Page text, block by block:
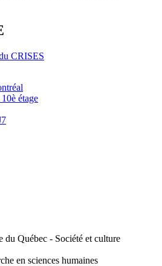
CRISES
étage